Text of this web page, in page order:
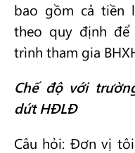
bao gồm cả tiền
theo quy định
trình tham gia
Chế độ với
dứt HĐLĐ
Câu hỏi: Đơn vị